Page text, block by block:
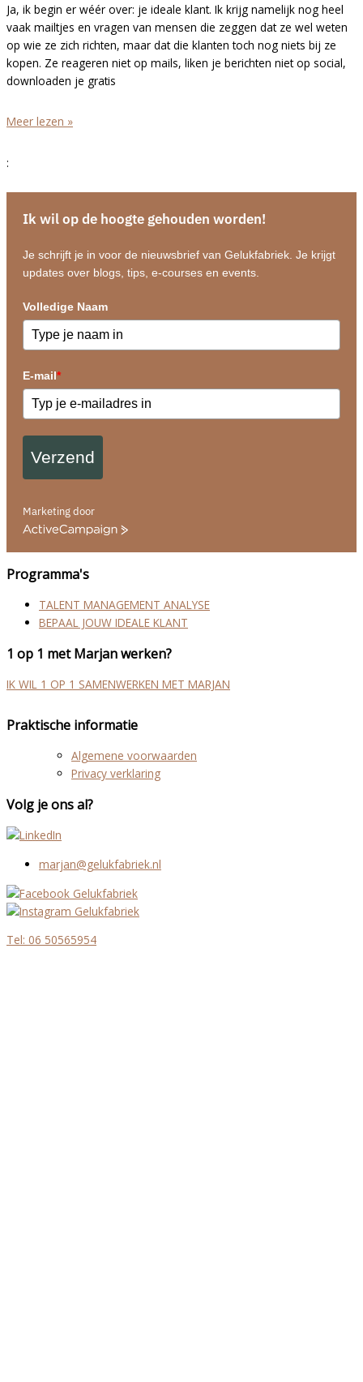
niet
aan
meedoe
Ja, ik begin er wéér over: je ideale klant. Ik krijg namelijk nog heel
vaak mailtjes en vragen van mensen die zeggen dat ze wel weten
op wie ze zich richten, maar dat die klanten toch nog niets bij ze
kopen. Ze reageren niet op mails, liken je berichten niet op social,
downloaden je gratis
Bepaal
Meer lezen »
:
Ik wil op de hoogte gehouden worden!
Je schrijft je in voor de nieuwsbrief van Gelukfabriek. Je krijgt
updates over blogs, tips, e-courses en events.
Volledige Naam
E-mail*
Verzend
Marketing door
ActiveCampaign
Programma's
TALENT MANAGEMENT ANALYSE
BEPAAL JOUW IDEALE KLANT
1 op 1 met Marjan werken?
IK WIL 1 OP 1 SAMENWERKEN MET MARJAN
Praktische informatie
Algemene voorwaarden
Privacy verklaring
Volg je ons al?
marjan@gelukfabriek.nl
Tel: 06 50565954